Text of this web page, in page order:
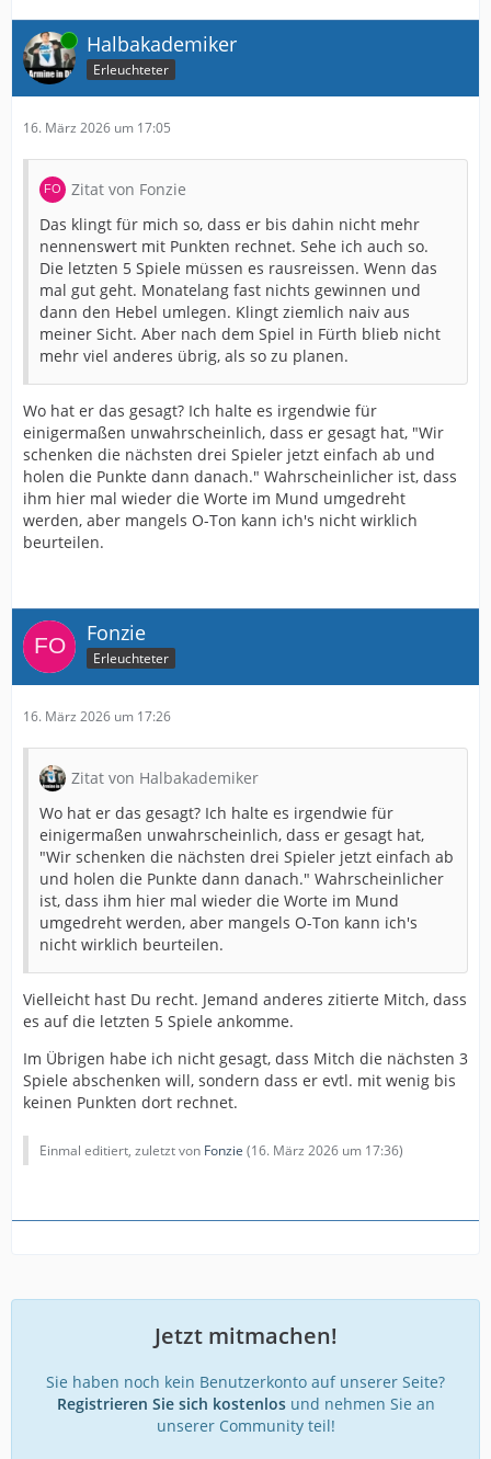
Online Halbakademiker
Erleuchteter
16. März 2026 um 17:05
Zitat von Fonzie
Das klingt für mich so, dass er bis dahin nicht mehr
nennenswert mit Punkten rechnet. Sehe ich auch so.
Die letzten 5 Spiele müssen es rausreissen. Wenn das
mal gut geht. Monatelang fast nichts gewinnen und
dann den Hebel umlegen. Klingt ziemlich naiv aus
meiner Sicht. Aber nach dem Spiel in Fürth blieb nicht
mehr viel anderes übrig, als so zu planen.
Wo hat er das gesagt? Ich halte es irgendwie für
einigermaßen unwahrscheinlich, dass er gesagt hat, "Wir
schenken die nächsten drei Spieler jetzt einfach ab und
holen die Punkte dann danach." Wahrscheinlicher ist, dass
ihm hier mal wieder die Worte im Mund umgedreht
werden, aber mangels O-Ton kann ich's nicht wirklich
beurteilen.
Fonzie
Erleuchteter
16. März 2026 um 17:26
Zitat von Halbakademiker
Wo hat er das gesagt? Ich halte es irgendwie für
einigermaßen unwahrscheinlich, dass er gesagt hat,
"Wir schenken die nächsten drei Spieler jetzt einfach ab
und holen die Punkte dann danach." Wahrscheinlicher
ist, dass ihm hier mal wieder die Worte im Mund
umgedreht werden, aber mangels O-Ton kann ich's
nicht wirklich beurteilen.
Vielleicht hast Du recht. Jemand anderes zitierte Mitch, dass
es auf die letzten 5 Spiele ankomme.
Im Übrigen habe ich nicht gesagt, dass Mitch die nächsten 3
Spiele abschenken will, sondern dass er evtl. mit wenig bis
keinen Punkten dort rechnet.
Einmal editiert, zuletzt von Fonzie (16. März 2026 um 17:36)
Jetzt mitmachen!
Sie haben noch kein Benutzerkonto auf unserer Seite?
Registrieren Sie sich kostenlosund nehmen Sie an
unserer Community teil!